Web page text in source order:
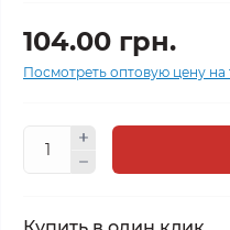
104.00 грн.
Посмотреть оптовую цену на